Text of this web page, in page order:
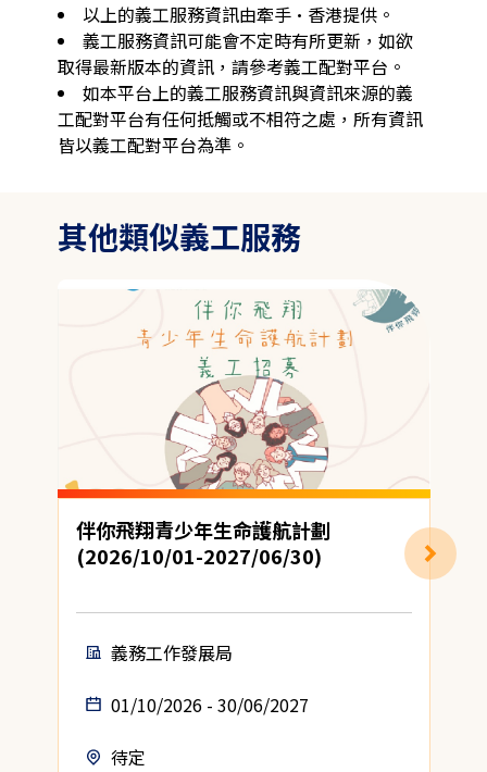
以上的義工服務資訊由牽手·香港提供。
義工服務資訊可能會不定時有所更新，如欲
取得最新版本的資訊，請參考義工配對平台。
如本平台上的義工服務資訊與資訊來源的義
工配對平台有任何抵觸或不相符之處，所有資訊
皆以義工配對平台為準。
其他類似義工服務
伴你飛翔青少年生命護航計劃
(2026/10/01-2027/06/30)
義務工作發展局
01/10/2026 - 30/06/2027
待定